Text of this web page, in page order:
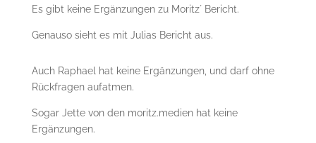
Es gibt keine Ergänzungen zu Moritz´ Bericht.
Genauso sieht es mit Julias Bericht aus.
Auch Raphael hat keine Ergänzungen, und darf ohne
Rückfragen aufatmen.
Sogar Jette von den moritz.medien hat keine
Ergänzungen.